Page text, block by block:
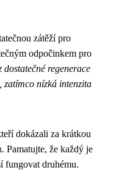
zátěží pro
odpočinkem pro
regenerace
zatímco nízká intenzita
dokázali za krátkou
Pamatujte, že každý je
fungovat druhému.